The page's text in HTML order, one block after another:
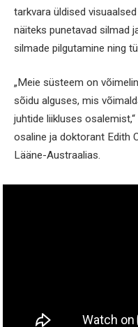
tarkvara üldised
näiteks punetavad silmad
silmade pilgutamine ning
„Meie süsteem on
sõidu alguses, mis
juhtide liikluses
osaline ja doktorant Edith
Lääne-Austraalias.